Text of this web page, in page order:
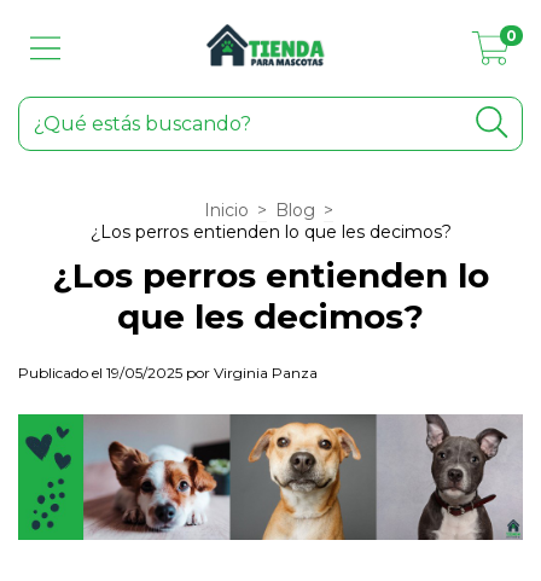
0
Inicio > Blog >
¿Los perros entienden lo que les decimos?
¿Los perros entienden lo
que les decimos?
Publicado el 19/05/2025 por Virginia Panza